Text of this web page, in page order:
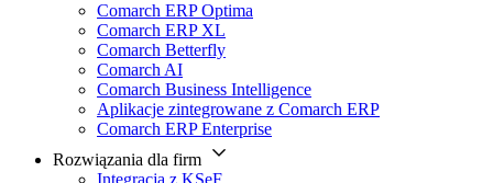
Comarch ERP Optima
Comarch ERP XL
Comarch Betterfly
Comarch AI
Comarch Business Intelligence
Aplikacje zintegrowane z Comarch ERP
Comarch ERP Enterprise
Rozwiązania dla firm
Integracja z KSeF